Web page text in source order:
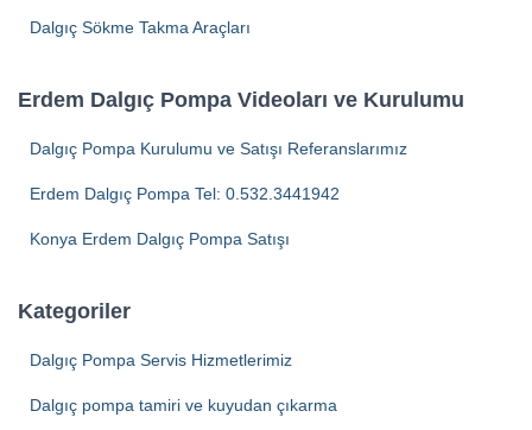
Dalgıç Sökme Takma Araçları
Erdem Dalgıç Pompa Videoları ve Kurulumu
Dalgıç Pompa Kurulumu ve Satışı Referanslarımız
Erdem Dalgıç Pompa Tel: 0.532.3441942
Konya Erdem Dalgıç Pompa Satışı
Kategoriler
Dalgıç Pompa Servis Hizmetlerimiz
Dalgıç pompa tamiri ve kuyudan çıkarma